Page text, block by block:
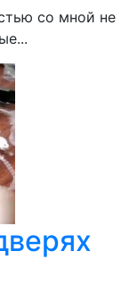
со мной не